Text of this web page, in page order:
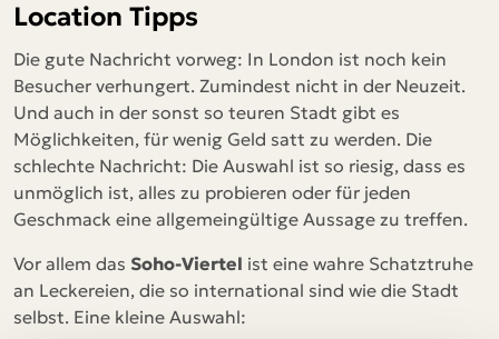
Location Tipps
Die gute Nachricht vorweg: In London ist noch kein
Besucher verhungert. Zumindest nicht in der Neuzeit.
Und auch in der sonst so teuren Stadt gibt es
Möglichkeiten, für wenig Geld satt zu werden. Die
schlechte Nachricht: Die Auswahl ist so riesig, dass es
unmöglich ist, alles zu probieren oder für jeden
Geschmack eine allgemeingültige Aussage zu treffen.
Vor allem das Soho-Viertel ist eine wahre Schatztruhe
an Leckereien, die so international sind wie die Stadt
selbst. Eine kleine Auswahl: